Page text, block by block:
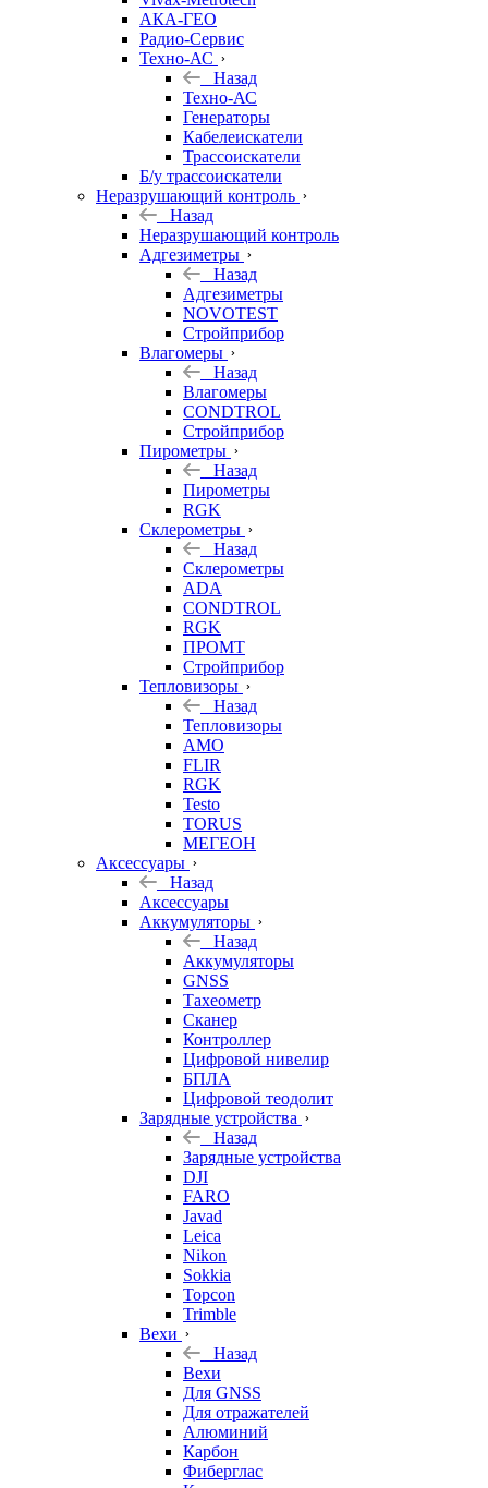
АКА-ГЕО
Радио-Сервис
Техно-АС
Назад
Техно-АС
Генераторы
Кабелеискатели
Трассоискатели
Б/у трассоискатели
Неразрушающий контроль
Назад
Неразрушающий контроль
Адгезиметры
Назад
Адгезиметры
NOVOTEST
Стройприбор
Влагомеры
Назад
Влагомеры
CONDTROL
Стройприбор
Пирометры
Назад
Пирометры
RGK
Склерометры
Назад
Склерометры
ADA
CONDTROL
RGK
ПРОМТ
Стройприбор
Тепловизоры
Назад
Тепловизоры
AMO
FLIR
RGK
Testo
TORUS
МЕГЕОН
Аксессуары
Назад
Аксессуары
Аккумуляторы
Назад
Аккумуляторы
GNSS
Тахеометр
Сканер
Контроллер
Цифровой нивелир
БПЛА
Цифровой теодолит
Зарядные устройства
Назад
Зарядные устройства
DJI
FARO
Javad
Leica
Nikon
Sokkia
Topcon
Trimble
Вехи
Назад
Вехи
Для GNSS
Для отражателей
Алюминий
Карбон
Фиберглас